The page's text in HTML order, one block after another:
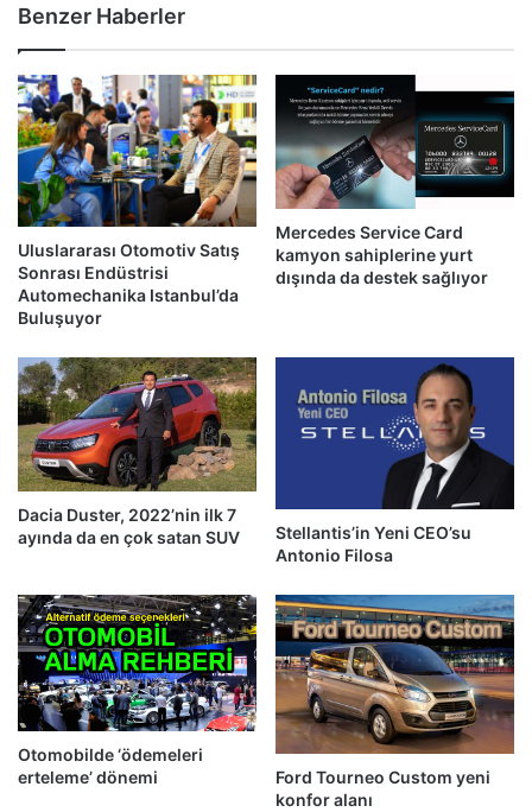
Benzer Haberler
Uluslararası Otomotiv Satış
Sonrası Endüstrisi
Automechanika Istanbul’da
Buluşuyor
Mercedes Service Card
kamyon sahiplerine yurt
dışında da destek sağlıyor
Dacia Duster, 2022’nin ilk 7
ayında da en çok satan SUV
Stellantis’in Yeni CEO’su
Antonio Filosa
Otomobilde ‘ödemeleri
erteleme’ dönemi
Ford Tourneo Custom yeni
konfor alanı